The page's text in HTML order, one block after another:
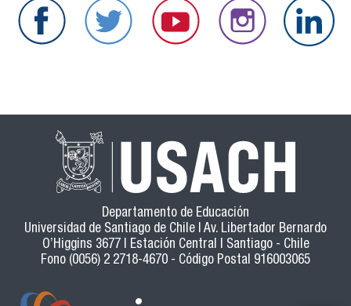
Departamento de Educación
Universidad de Santiago de Chile | Av. Libertador Bernardo
O’Higgins 3677 | Estación Central | Santiago - Chile
Fono (0056) 2 2718-4670 - Código Postal 916003065